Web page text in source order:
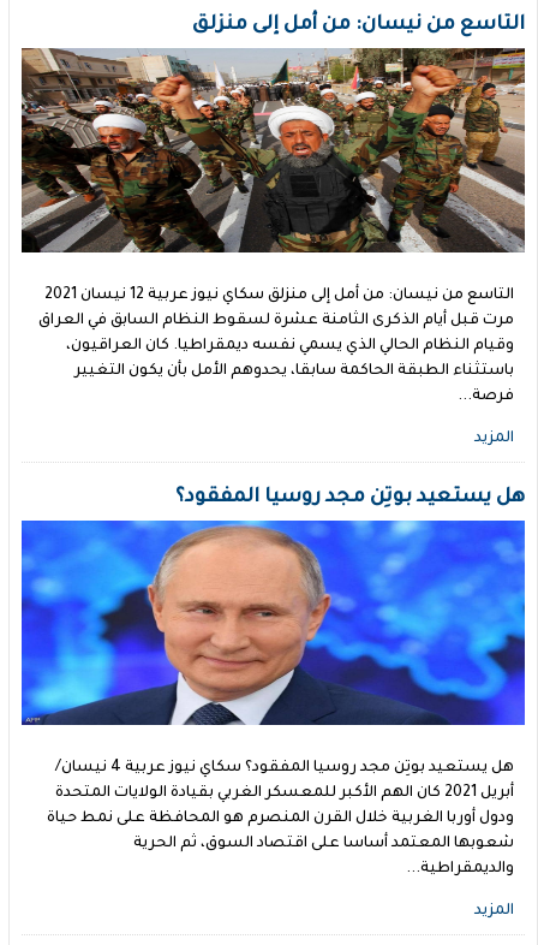
التاسع من نيسان: من أمل إلى منزلق
التاسع من نيسان: من أمل إلى منزلق سكاي نيوز عربية 12 نيسان 2021
مرت قبل أيام الذكرى الثامنة عشرة لسقوط النظام السابق في العراق
وقيام النظام الحالي الذي يسمي نفسه ديمقراطيا. كان العراقيون،
باستثناء الطبقة الحاكمة سابقا، يحدوهم الأمل بأن يكون التغيير
فرصة...
المزيد
هل يستعيد بوتِن مجد روسيا المفقود؟
هل يستعيد بوتِن مجد روسيا المفقود؟ سكاي نيوز عربية 4 نيسان/
أبريل 2021 كان الهم الأكبر للمعسكر الغربي بقيادة الولايات المتحدة
ودول أوربا الغربية خلال القرن المنصرم هو المحافظة على نمط حياة
شعوبها المعتمد أساسا على اقتصاد السوق، ثم الحرية
والديمقراطية...
المزيد